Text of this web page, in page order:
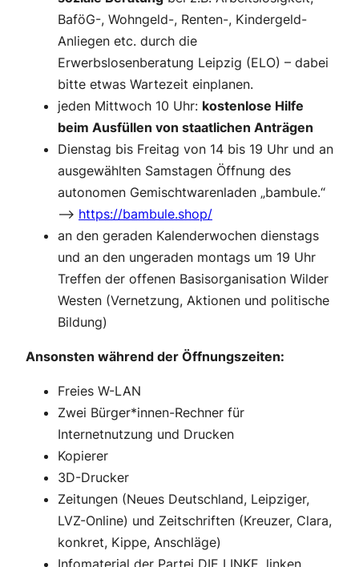
BaföG-, Wohngeld-, Renten-, Kindergeld-
Anliegen etc. durch die
Erwerbslosenberatung Leipzig (ELO) – dabei
bitte etwas Wartezeit einplanen.
jeden Mittwoch 10 Uhr: kostenlose Hilfe
beim Ausfüllen von staatlichen Anträgen
Dienstag bis Freitag von 14 bis 19 Uhr und an
ausgewählten Samstagen Öffnung des
autonomen Gemischtwarenladen „bambule.“
–> https://bambule.shop/
an den geraden Kalenderwochen dienstags
und an den ungeraden montags um 19 Uhr
Treffen der offenen Basisorganisation Wilder
Westen (Vernetzung, Aktionen und politische
Bildung)
Ansonsten während der Öffnungszeiten:
Freies W-LAN
Zwei Bürger*innen-Rechner für
Internetnutzung und Drucken
Kopierer
3D-Drucker
Zeitungen (Neues Deutschland, Leipziger,
LVZ-Online) und Zeitschriften (Kreuzer, Clara,
konkret, Kippe, Anschläge)
Infomaterial der Partei DIE LINKE, linken